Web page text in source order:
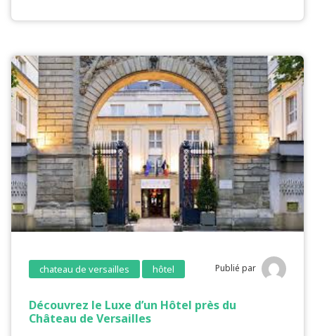
chateau de versailles hôtel Publié par
Découvrez le Luxe d’un Hôtel près du
Château de Versailles